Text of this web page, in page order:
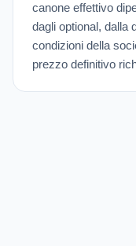
canone effettivo
dagli optional, dalla
condizioni della
prezzo definitivo